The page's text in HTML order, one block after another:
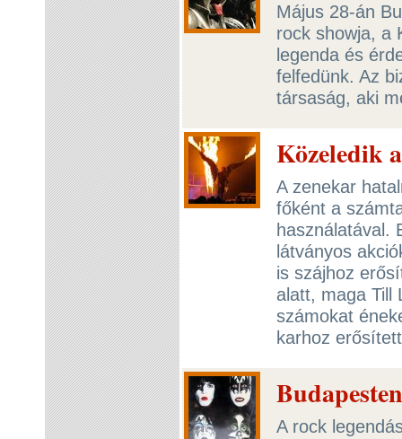
Május 28-án
rock showja, a
legenda és
felfedünk. Az
társaság, aki
Közeledik
A zenekar
főként a
használatával.
látványos
is szájhoz
alatt, maga Till
számokat
karhoz
A rock